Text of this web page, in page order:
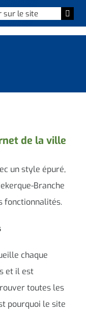
de la ville
un style épuré,
Branche
fonctionnalités.
chaque
et il est
toutes les
pourquoi le site